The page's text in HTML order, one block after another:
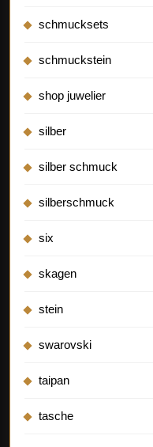
schmucksets
schmuckstein
shop juwelier
silber
silber schmuck
silberschmuck
six
skagen
stein
swarovski
taipan
tasche